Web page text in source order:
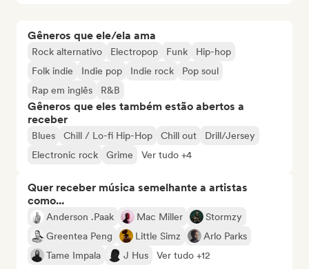
Gêneros que ele/ela ama
Rock alternativo Electropop Funk
Hip-hop
Folk indie
Indie pop Indie rock
Pop soul
Rap em inglês
R&B
Gêneros que eles também estão abertos a
receber
Blues Chill / Lo-fi Hip-Hop Chill out
Drill/Jersey
Electronic rock
Grime Ver tudo +4
Quer receber música semelhante a artistas
como...
Anderson .Paak Mac Miller
Stormzy
Greentea Peng
Little Simz
Arlo Parks
Tame Impala
J Hus Ver tudo +12